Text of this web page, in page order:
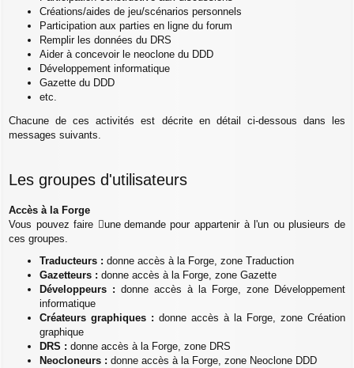
Créations/aides de jeu/scénarios personnels
Participation aux parties en ligne du forum
Remplir les données du DRS
Aider à concevoir le neoclone du DDD
Développement informatique
Gazette du DDD
etc.
Chacune de ces activités est décrite en détail ci-dessous dans les
messages suivants.
Les groupes d'utilisateurs
Accès à la Forge
Vous pouvez faire
une demandepour appartenir à l'un ou plusieurs de
ces groupes.
Traducteurs : donne accès à la Forge, zone Traduction
Gazetteurs : donne accès à la Forge, zone Gazette
Développeurs : donne accès à la Forge, zone Développement
informatique
Créateurs graphiques : donne accès à la Forge, zone Création
graphique
DRS : donne accès à la Forge, zone DRS
Neocloneurs : donne accès à la Forge, zone Neoclone DDD